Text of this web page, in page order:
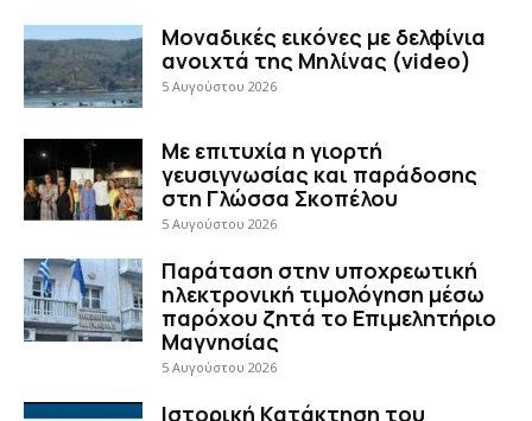
Μοναδικές εικόνες με δελφίνια
ανοιχτά της Μηλίνας (video)
5 Αυγούστου 2026
Με επιτυχία η γιορτή
γευσιγνωσίας και παράδοσης
στη Γλώσσα Σκοπέλου
5 Αυγούστου 2026
Παράταση στην υποχρεωτική
ηλεκτρονική τιμολόγηση μέσω
παρόχου ζητά το Επιμελητήριο
Μαγνησίας
5 Αυγούστου 2026
Ιστορική Κατάκτηση του